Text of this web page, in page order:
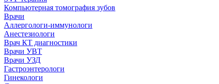
Компьютерная томография зубов
Врачи
Аллергологи-иммунологи
Анестезиологи
Врач КТ диагностики
Врачи УВТ
Врачи УЗД
Гастроэнтерологи
Гинекологи